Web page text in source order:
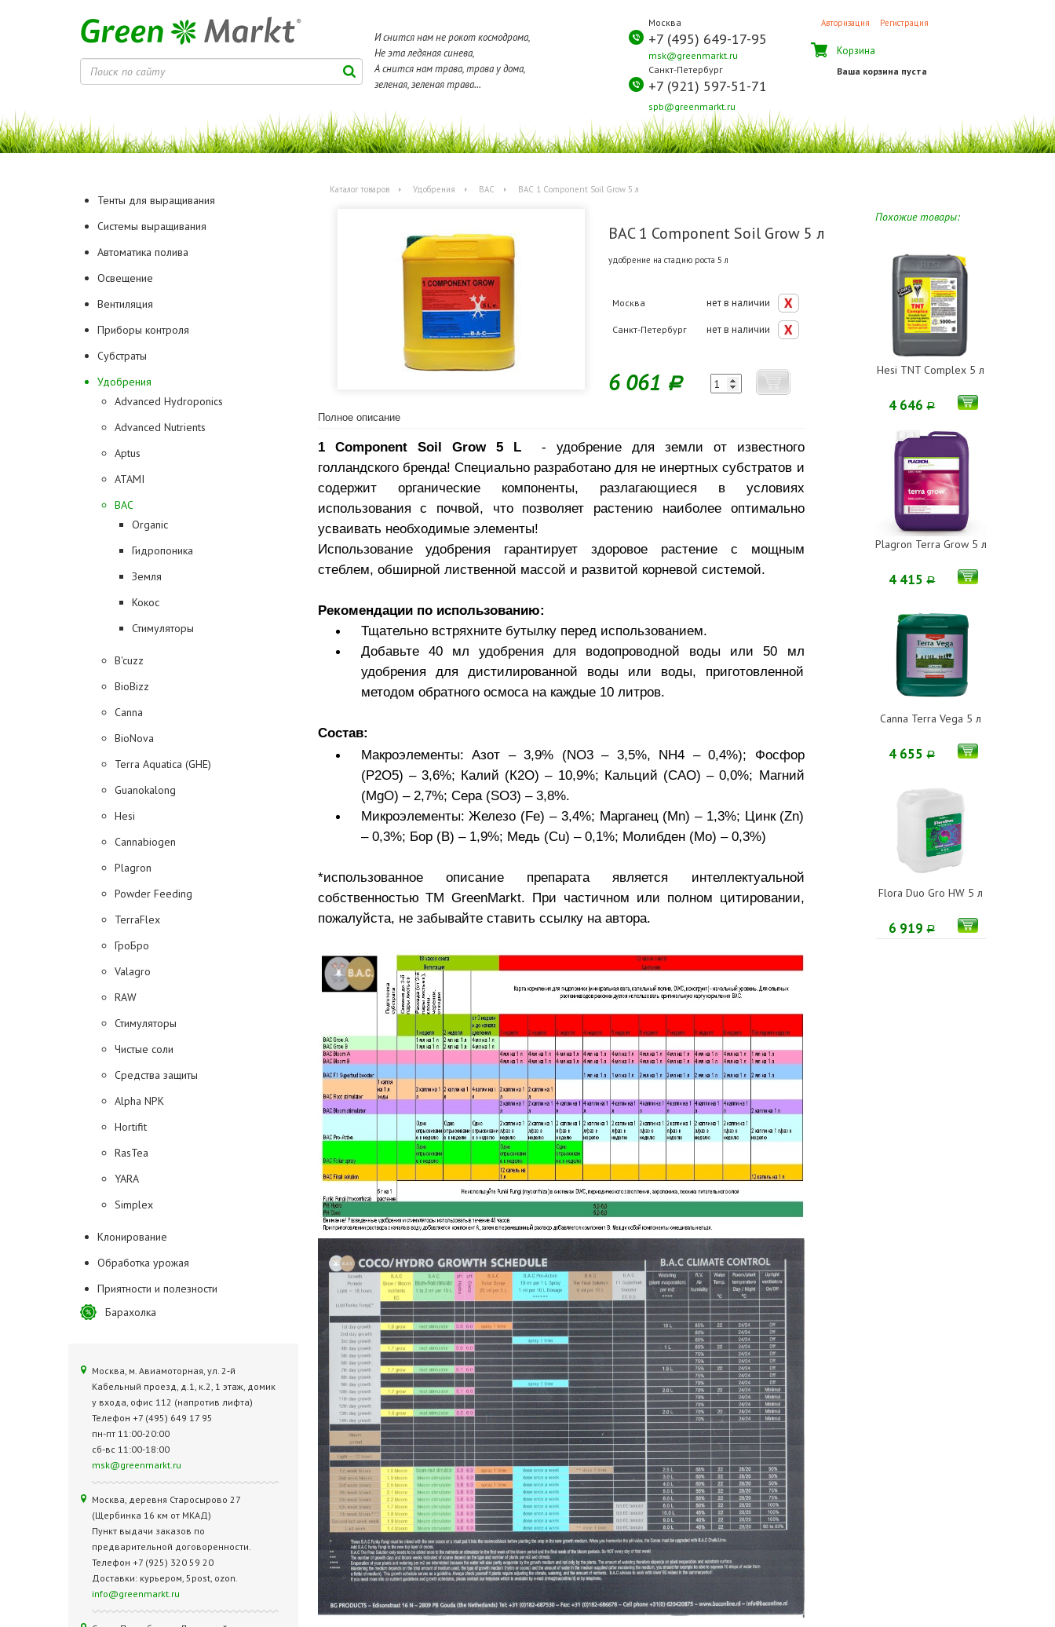
И снится нам не рокот космодрома,
Не эта ледяная синева,
А снится нам трава, трава у дома,
зеленая, зеленая трава...
Москва
+7 (495) 649-17-95
msk@greenmarkt.ru
Санкт-Петербург
+7 (921) 597-51-71
spb@greenmarkt.ru
Авторизация Регистрация
Корзина
Ваша корзина пуста
Тенты для выращивания
Системы выращивания
Автоматика полива
Освещение
Вентиляция
Приборы контроля
Субстраты
Удобрения
Advanced Hydroponics
Advanced Nutrients
Aptus
ATAMI
BAC
Organic
Гидропоника
Земля
Кокос
Стимуляторы
B'cuzz
BioBizz
Canna
BioNova
Terra Aquatica (GHE)
Guanokalong
Hesi
Cannabiogen
Plagron
Powder Feeding
TerraFlex
ГроБро
Valagro
RAW
Стимуляторы
Чистые соли
Средства защиты
Alpha NPK
Hortifit
RasTea
YARA
Simplex
Клонирование
Обработка урожая
Приятности и полезности
Барахолка
Москва, м. Авиамоторная, ул. 2‑й
Кабельный проезд, д.1, к.2, 1 этаж, домик
у входа, офис 112 (напротив лифта)
Телефон +7 (495) 649 17 95
пн-пт 11:00-20:00
сб-вс 11:00-18:00
msk@greenmarkt.ru
Москва, деревня Старосырово 27
(Щербинка 16 км от МКАД)
Пункт выдачи заказов по
предварительной договоренности.
Телефон +7 (925) 320 59 20
Доставки: курьером, 5post, ozon.
info@greenmarkt.ru
Каталог товаров Удобрения BAC BAC 1 Component Soil Grow 5 л
BAC 1 Component Soil Grow 5 л
удобрение на стадию роста 5 л
Москва нет в наличии
Санкт-Петербург нет в наличии
6 061 Р
Похожие товары:
Hesi TNT Complex 5 л
4 646Р
Plagron Terra Grow 5 л
4 415Р
Canna Terra Vega 5 л
4 655Р
Flora Duo Gro HW 5 л
6 919Р
Полное описание
1 Component Soil Grow 5 L
- удобрение для земли от известного
голландского бренда! Специально разработано для не инертных субстратов и
содержит органические компоненты, разлагающиеся в условиях
использования с почвой, что позволяет растению наиболее оптимально
усваивать необходимые элементы!
Использование удобрения гарантирует здоровое растение с мощным
стеблем, обширной лиственной массой и развитой корневой системой.
Рекомендации по использованию:
Тщательно встряхните бутылку перед использованием.
Добавьте 40 мл удобрения для водопроводной воды или 50 мл
удобрения для дистилированной воды или воды, приготовленной
методом обратного осмоса на каждые 10 литров.
Состав:
Макроэлементы: Азот – 3,9% (NO3 – 3,5%, NH4 – 0,4%); Фосфор
(Р2О5) – 3,6%; Калий (К2О) – 10,9%; Кальций (САО) – 0,0%; Магний
(MgO) – 2,7%; Сера (SO3) – 3,8%.
Микроэлементы: Железо (Fe) – 3,4%; Марганец (Mn) – 1,3%; Цинк (Zn)
– 0,3%; Бор (В) – 1,9%; Медь (Cu) – 0,1%; Молибден (Mo) – 0,3%)
*использованное описание препарата является интеллектуальной
собственностью TM GreenMarkt. При частичном или полном цитировании,
пожалуйста, не забывайте ставить ссылку на автора.